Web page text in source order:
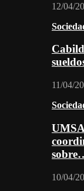
12/04/
11/04/
10/04/